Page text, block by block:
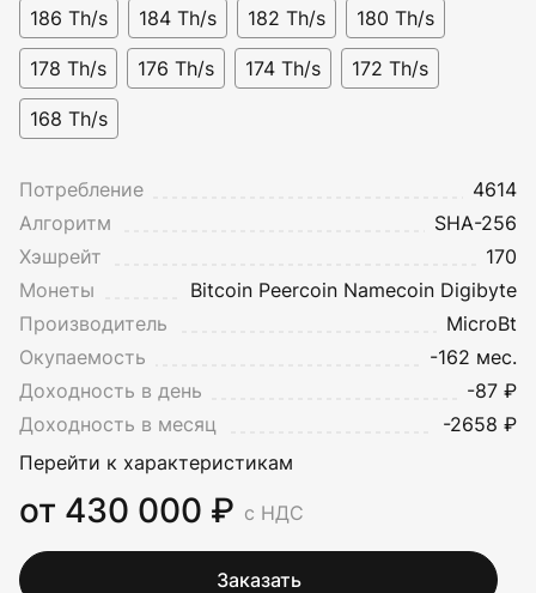
186 Th/s 184 Th/s 182 Th/s 180 Th/s
178 Th/s 176 Th/s 174 Th/s 172 Th/s
168 Th/s
Потребление
4614
Алгоритм
SHA-256
Хэшрейт
170
Монеты
Bitcoin Peercoin Namecoin Digibyte
Производитель
MicroBt
Окупаемость
-162 мес.
Доходность в день
-87 ₽
Доходность в месяц
-2658 ₽
Перейти к характеристикам
от 430 000 ₽ с НДС
Заказать